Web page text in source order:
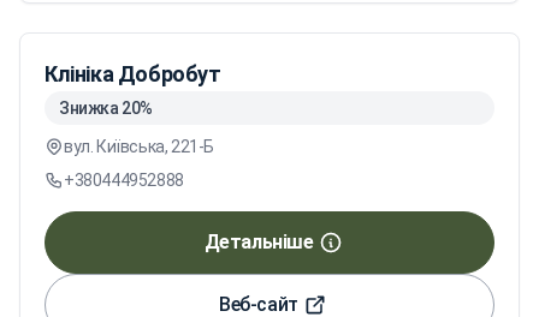
Клініка Добробут
Знижка 20%
вул. Київська, 221-Б
+380444952888
Детальніше
Веб-сайт